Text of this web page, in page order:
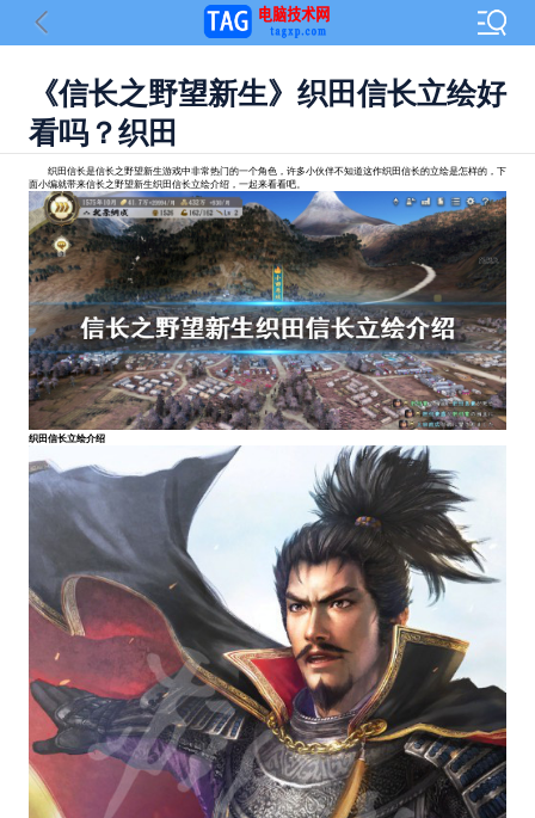
《信长之野望新生》织田信长立绘好
看吗？织田
织田信长是信长之野望新生游戏中非常热门的一个角色，许多小伙伴不知道这作织田信长的立绘是怎样的，下
面小编就带来信长之野望新生织田信长立绘介绍，一起来看看吧。
织田信长立绘介绍